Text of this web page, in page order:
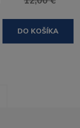
DO KOŠÍKA